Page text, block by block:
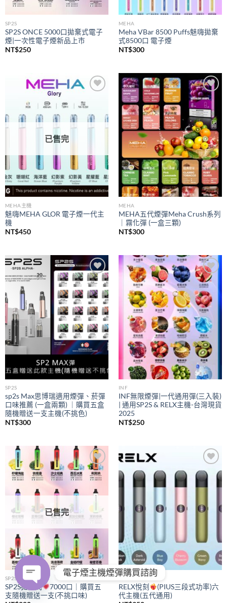
SP2S
SP2S ONCE 5000口拋棄式電子
煙|一次性電子煙新品上市
NT$250
MEHA
Meha VBar 8500 Puffs魅嗨拋棄
式8500口 電子煙
NT$300
wishlist
已售完
MEHA主機
魅嗨MEHA GLOR 電子煙一代主
機
NT$450
Add to
wishlist
MEHA
MEHA五代煙彈Meha Crush系列
｜霧化彈 (一盒三顆)
NT$300
Add to
wishlist
SP2S
sp2s Max思博瑞適用煙彈、菸彈
口味推薦 (一盒兩顆) ｜購買五盒
隨機贈送一支主機(不挑色)
NT$300
Add to
wishlist
INF
INF無限煙彈|一代通用彈(三入裝)
| 通用SP2S & RELX主機-台灣現貨
2025
NT$250
Add to
wishlist
已售完
SP2S
SP2S拋棄式
7000口｜購買五
支隨機贈送一支(不挑口味)
Add to
wishlist
RELX
RELX悅刻
(PIUS三段式功率)六
代主機(五代通用)
電子煙主機煙彈購買諮詢
OPEN